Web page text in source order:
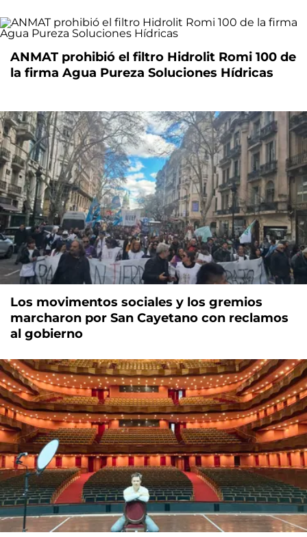
ANMAT prohibió el filtro Hidrolit Romi 100 de
la firma Agua Pureza Soluciones Hídricas
Los movimentos sociales y los gremios
marcharon por San Cayetano con reclamos
al gobierno